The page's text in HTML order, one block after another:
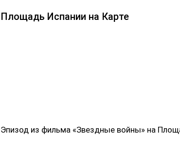
Площадь Испании на Карте
Эпизод из фильма «Звездные войны» на